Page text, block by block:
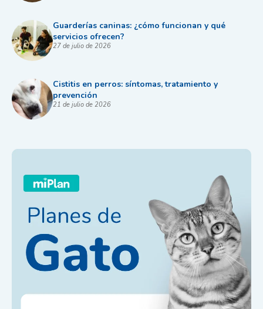
Guarderías caninas: ¿cómo funcionan y qué
servicios ofrecen?
27 de julio de 2026
Cistitis en perros: síntomas, tratamiento y
prevención
21 de julio de 2026